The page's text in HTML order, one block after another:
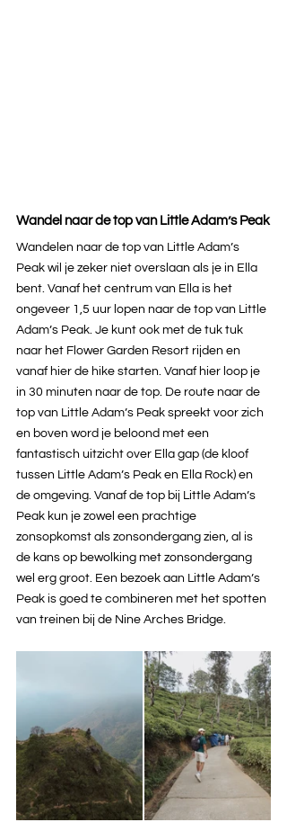
Wandel naar de top van Little Adam’s Peak
Wandelen naar de top van Little Adam’s
Peak wil je zeker niet overslaan als je in Ella
bent. Vanaf het centrum van Ella is het
ongeveer 1,5 uur lopen naar de top van Little
Adam’s Peak. Je kunt ook met de tuk tuk
naar het Flower Garden Resort rijden en
vanaf hier de hike starten. Vanaf hier loop je
in 30 minuten naar de top. De route naar de
top van Little Adam’s Peak spreekt voor zich
en boven word je beloond met een
fantastisch uitzicht over Ella gap (de kloof
tussen Little Adam’s Peak en Ella Rock) en
de omgeving. Vanaf de top bij Little Adam’s
Peak kun je zowel een prachtige
zonsopkomst als zonsondergang zien, al is
de kans op bewolking met zonsondergang
wel erg groot. Een bezoek aan Little Adam’s
Peak is goed te combineren met het spotten
van treinen bij de Nine Arches Bridge.